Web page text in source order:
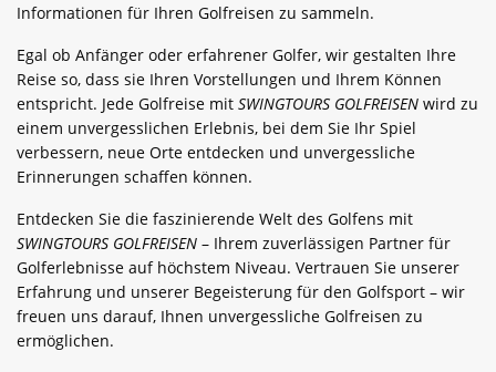
Informationen für Ihren Golfreisen zu sammeln.
Egal ob Anfänger oder erfahrener Golfer, wir gestalten Ihre
Reise so, dass sie Ihren Vorstellungen und Ihrem Können
entspricht. Jede Golfreise mitSWINGTOURS GOLFREISEN wird zu
einem unvergesslichen Erlebnis, bei dem Sie Ihr Spiel
verbessern, neue Orte entdecken und unvergessliche
Erinnerungen schaffen können.
Entdecken Sie die faszinierende Welt des Golfens mit
SWINGTOURS GOLFREISEN – Ihrem zuverlässigen Partner für
Golferlebnisse auf höchstem Niveau. Vertrauen Sie unserer
Erfahrung und unserer Begeisterung für den Golfsport – wir
freuen uns darauf, Ihnen unvergessliche Golfreisen zu
ermöglichen.